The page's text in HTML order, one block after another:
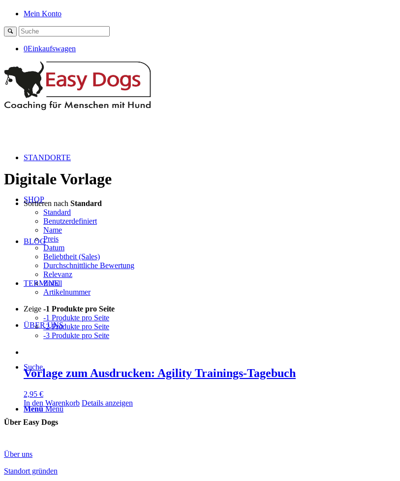
Mein Konto
0Einkaufswagen
STANDORTE
SHOP
BLOG
TERMINE
ÜBER UNS
Suche
Menü Menü
Digitale Vorlage
Sortieren nach Standard
Standard
Benutzerdefiniert
Name
Preis
Datum
Beliebtheit (Sales)
Durchschnittliche Bewertung
Relevanz
Zufall
Artikelnummer
Zeige -1 Produkte pro Seite
-1 Produkte pro Seite
-2 Produkte pro Seite
-3 Produkte pro Seite
Vorlage zum Ausdrucken: Agility Trainings-Tagebuch
2,95 €
In den Warenkorb Details anzeigen
Über Easy Dogs
Über uns
Standort gründen